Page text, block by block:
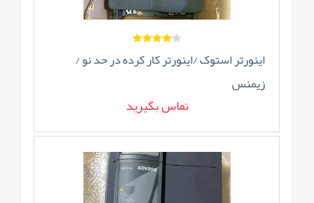
اینورتر استوک /اینورتر کار کرده در حد نو /
زیمنس
تماس بگیرید